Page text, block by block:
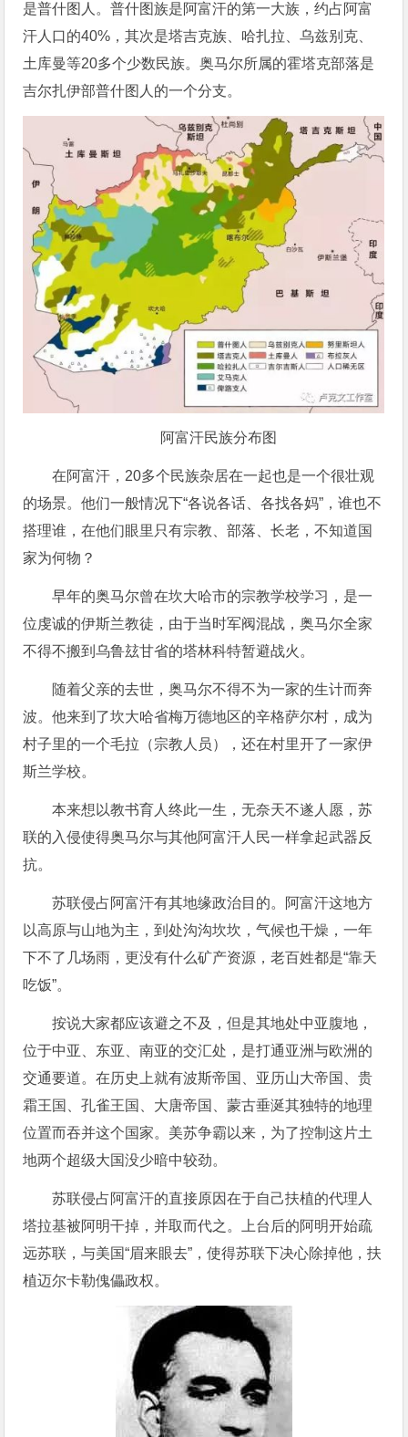
是普什图人。普什图族是阿富汗的第一大族，约占阿富
汗人口的40%，其次是塔吉克族、哈扎拉、乌兹别克、
土库曼等20多个少数民族。奥马尔所属的霍塔克部落是
吉尔扎伊部普什图人的一个分支。
阿富汗民族分布图
在阿富汗，20多个民族杂居在一起也是一个很壮观
的场景。他们一般情况下“各说各话、各找各妈”，谁也不
搭理谁，在他们眼里只有宗教、部落、长老，不知道国
家为何物？
早年的奥马尔曾在坎大哈市的宗教学校学习，是一
位虔诚的伊斯兰教徒，由于当时军阀混战，奥马尔全家
不得不搬到乌鲁玆甘省的塔林科特暂避战火。
随着父亲的去世，奥马尔不得不为一家的生计而奔
波。他来到了坎大哈省梅万德地区的辛格萨尔村，成为
村子里的一个毛拉（宗教人员），还在村里开了一家伊
斯兰学校。
本来想以教书育人终此一生，无奈天不遂人愿，苏
联的入侵使得奥马尔与其他阿富汗人民一样拿起武器反
抗。
苏联侵占阿富汗有其地缘政治目的。阿富汗这地方
以高原与山地为主，到处沟沟坎坎，气候也干燥，一年
下不了几场雨，更没有什么矿产资源，老百姓都是“靠天
吃饭”。
按说大家都应该避之不及，但是其地处中亚腹地，
位于中亚、东亚、南亚的交汇处，是打通亚洲与欧洲的
交通要道。在历史上就有波斯帝国、亚历山大帝国、贵
霜王国、孔雀王国、大唐帝国、蒙古垂涎其独特的地理
位置而吞并这个国家。美苏争霸以来，为了控制这片土
地两个超级大国没少暗中较劲。
苏联侵占阿富汗的直接原因在于自己扶植的代理人
塔拉基被阿明干掉，并取而代之。上台后的阿明开始疏
远苏联，与美国“眉来眼去”，使得苏联下决心除掉他，扶
植迈尔卡勒傀儡政权。